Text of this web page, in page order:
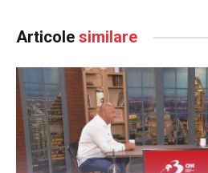
Articole similare